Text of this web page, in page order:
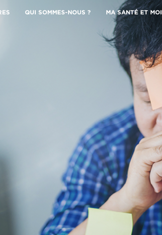
QUI SOMMES-NOUS ? MA SANTÉ ET MOI